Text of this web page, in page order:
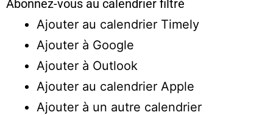
Abonnez-vous au calendrier filtré
Ajouter au calendrier Timely
Ajouter à Google
Ajouter à Outlook
Ajouter au calendrier Apple
Ajouter à un autre calendrier